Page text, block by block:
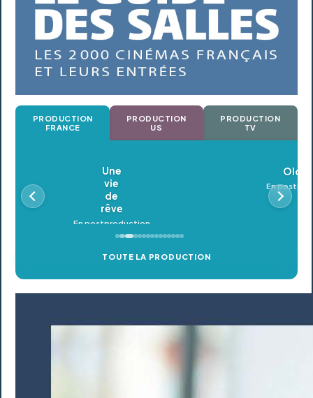
PRODUCTION
FRANCE
PRODUCTION
US
PRODUCTION
TV
Oldeupe
En postproduction
TOUTE LA PRODUCTION